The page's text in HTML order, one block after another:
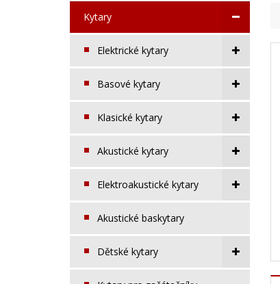
Kytary
Elektrické kytary
Basové kytary
Klasické kytary
Akustické kytary
Elektroakustické kytary
Akustické baskytary
Dětské kytary